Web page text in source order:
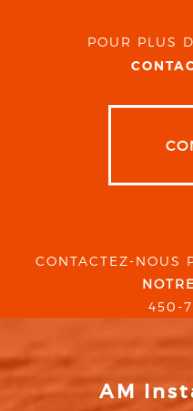
POUR PLUS
CONTACTEZ-NOUS
450-
AM